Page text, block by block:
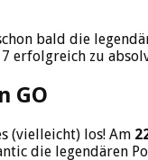
bald die
erfolgreich zu
GO
(vielleicht) los! Am
die legendären